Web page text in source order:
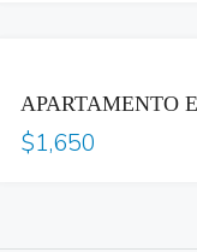
$1,650